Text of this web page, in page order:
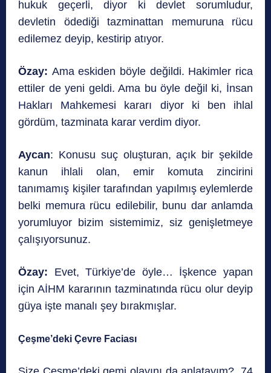
hukuk geçerli, diyor ki devlet sorumludur,
devletin ödediği tazminattan memuruna rücu
edilemez deyip, kestirip atıyor.
Özay: Ama eskiden böyle değildi. Hakimler rica
ettiler de yeni geldi. Ama bu öyle değil ki, İnsan
Hakları Mahkemesi kararı diyor ki ben ihlal
gördüm, tazminata karar verdim diyor.
Aycan: Konusu suç oluşturan, açık bir şekilde
kanun ihlali olan, emir komuta zincirini
tanımamış kişiler tarafından yapılmış eylemlerde
belki memura rücu edilebilir, bunu dar anlamda
yorumluyor bizim sistemimiz, siz genişletmeye
çalışıyorsunuz.
Özay: Evet, Türkiye’de öyle… İşkence yapan
için AİHM kararının tazminatında rücu olur deyip
güya işte manalı şey bırakmışlar.
Çeşme’deki Çevre Faciası